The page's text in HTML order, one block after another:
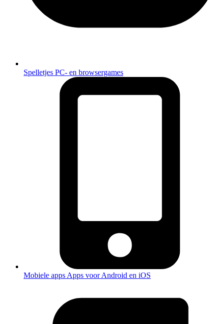
Spelletjes PC- en browsergames
Mobiele apps Apps voor Android en iOS